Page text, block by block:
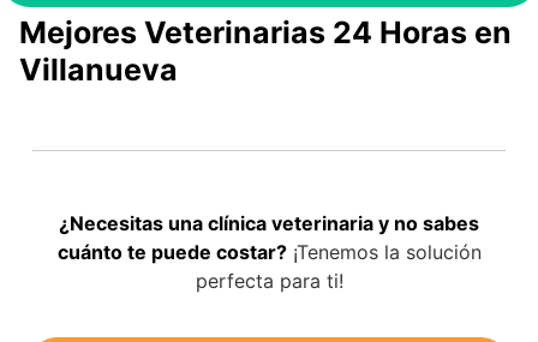
Mejores Veterinarias 24 Horas en
Villanueva
¿Necesitas una clínica veterinaria y no sabes
cuánto te puede costar?¡Tenemos la solución
perfecta para ti!